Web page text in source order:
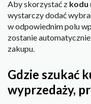
Aby skorzystać z kodu
wystarczy dodać
w odpowiednim polu
zostanie
zakupu.
Gdzie szukać
wyprzedaży,